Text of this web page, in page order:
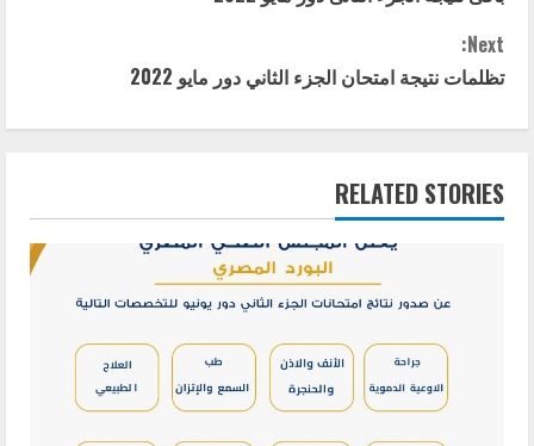
o
n
t
i
n
Next:
تظلمات نتيجة امتحان الجزء الثاني دور مايو 2022
RELATED STORIES